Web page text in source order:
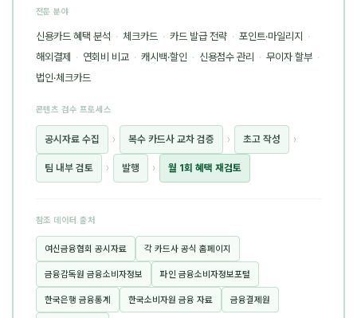
전문 분야
신용카드 혜택 분석 · 체크카드 · 카드 발급 전략 · 포인트·마일리지 ·
해외결제 · 연회비 비교 · 캐시백·할인 · 신용점수 관리 · 무이자 할부 ·
법인·체크카드
콘텐츠 검수 프로세스
공시자료 수집 › 복수 카드사 교차 검증 › 초고 작성 ›
팀 내부 검토 › 발행 › 월 1회 혜택 재검토
참조 데이터 출처
여신금융협회 공시자료 각 카드사 공식 홈페이지
금융감독원 금융소비자정보 파인 금융소비자정보포털
한국은행 금융통계 한국소비자원 금융 자료 금융결제원